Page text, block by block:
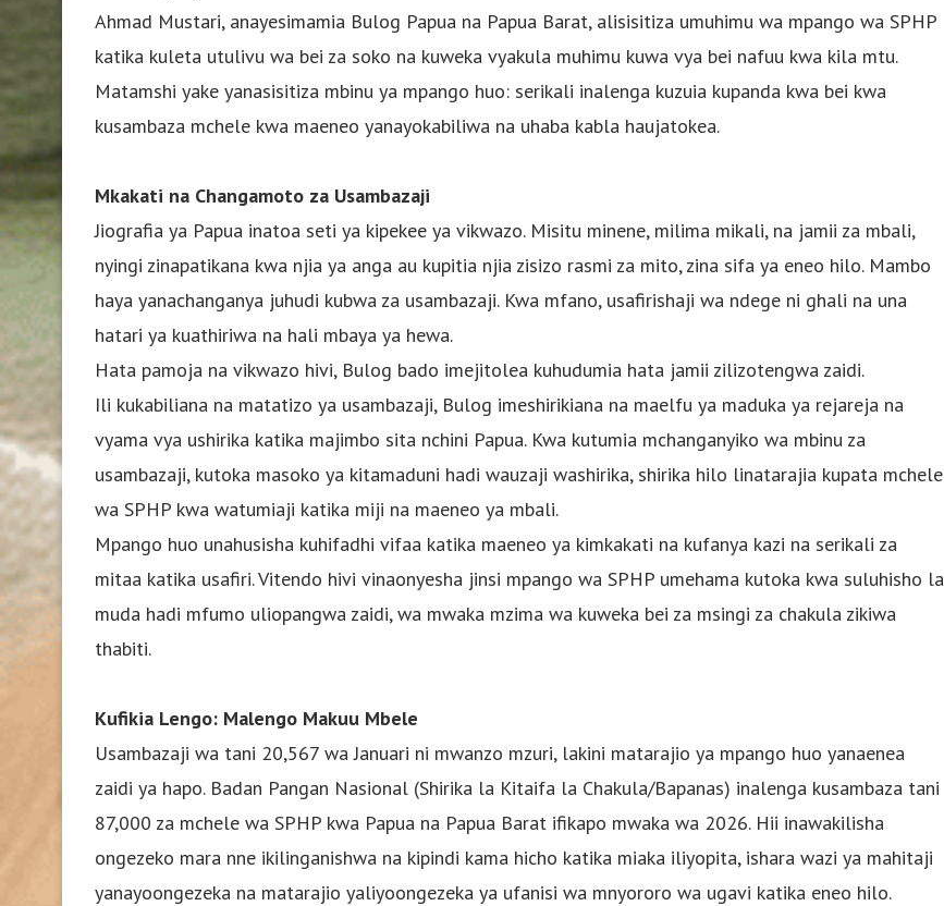
Ahmad Mustari, anayesimamia Bulog Papua na Papua Barat, alisisitiza umuhimu wa mpango wa SPHP
katika kuleta utulivu wa bei za soko na kuweka vyakula muhimu kuwa vya bei nafuu kwa kila mtu.
Matamshi yake yanasisitiza mbinu ya mpango huo: serikali inalenga kuzuia kupanda kwa bei kwa
kusambaza mchele kwa maeneo yanayokabiliwa na uhaba kabla haujatokea.
Mkakati na Changamoto za Usambazaji
Jiografia ya Papua inatoa seti ya kipekee ya vikwazo. Misitu minene, milima mikali, na jamii za mbali,
nyingi zinapatikana kwa njia ya anga au kupitia njia zisizo rasmi za mito, zina sifa ya eneo hilo. Mambo
haya yanachanganya juhudi kubwa za usambazaji. Kwa mfano, usafirishaji wa ndege ni ghali na una
hatari ya kuathiriwa na hali mbaya ya hewa.
Hata pamoja na vikwazo hivi, Bulog bado imejitolea kuhudumia hata jamii zilizotengwa zaidi.
Ili kukabiliana na matatizo ya usambazaji, Bulog imeshirikiana na maelfu ya maduka ya rejareja na
vyama vya ushirika katika majimbo sita nchini Papua. Kwa kutumia mchanganyiko wa mbinu za
usambazaji, kutoka masoko ya kitamaduni hadi wauzaji washirika, shirika hilo linatarajia kupata mchele
wa SPHP kwa watumiaji katika miji na maeneo ya mbali.
Mpango huo unahusisha kuhifadhi vifaa katika maeneo ya kimkakati na kufanya kazi na serikali za
mitaa katika usafiri. Vitendo hivi vinaonyesha jinsi mpango wa SPHP umehama kutoka kwa suluhisho la
muda hadi mfumo uliopangwa zaidi, wa mwaka mzima wa kuweka bei za msingi za chakula zikiwa
thabiti.
Kufikia Lengo: Malengo Makuu Mbele
Usambazaji wa tani 20,567 wa Januari ni mwanzo mzuri, lakini matarajio ya mpango huo yanaenea
zaidi ya hapo. Badan Pangan Nasional (Shirika la Kitaifa la Chakula/Bapanas) inalenga kusambaza tani
87,000 za mchele wa SPHP kwa Papua na Papua Barat ifikapo mwaka wa 2026. Hii inawakilisha
ongezeko mara nne ikilinganishwa na kipindi kama hicho katika miaka iliyopita, ishara wazi ya mahitaji
yanayoongezeka na matarajio yaliyoongezeka ya ufanisi wa mnyororo wa ugavi katika eneo hilo.